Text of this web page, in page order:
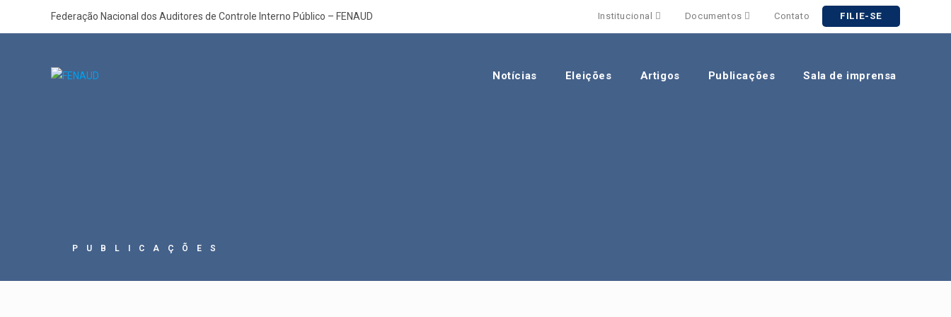
Federação Nacional dos Auditores de Controle Interno Público – FENAUD Institucional Documentos Contato FILIE-SE
Notícias Eleições Artigos Publicações Sala de imprensa
PUBLICAÇÕES